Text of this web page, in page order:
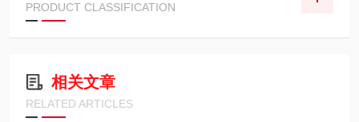
PRODUCT CLASSIFICATION
相关文章
RELATED ARTICLES